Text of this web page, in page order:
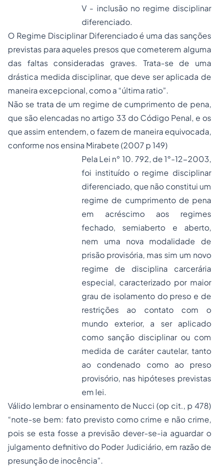
V - inclusão no regime disciplinar
diferenciado.
O Regime Disciplinar Diferenciado é uma das sanções
previstas para aqueles presos que cometerem alguma
das faltas consideradas graves. Trata-se de uma
drástica medida disciplinar, que deve ser aplicada de
maneira excepcional, como a “última ratio”.
Não se trata de um regime de cumprimento de pena,
que são elencadas no artigo 33 do Código Penal, e os
que assim entendem, o fazem de maneira equivocada,
conforme nos ensina Mirabete (2007 p 149)
Pela Lei n° 10. 792, de 1°-12-2003,
foi instituído o regime disciplinar
diferenciado, que não constitui um
regime de cumprimento de pena
em acréscimo aos regimes
fechado, semiaberto e aberto,
nem uma nova modalidade de
prisão provisória, mas sim um novo
regime de disciplina carcerária
especial, caracterizado por maior
grau de isolamento do preso e de
restrições ao contato com o
mundo exterior, a ser aplicado
como sanção disciplinar ou com
medida de caráter cautelar, tanto
ao condenado como ao preso
provisório, nas hipóteses previstas
em lei.
Válido lembrar o ensinamento de Nucci (op cit., p 478)
“note-se bem: fato previsto como crime e não crime,
pois se esta fosse a previsão dever-se-ia aguardar o
julgamento definitivo do Poder Judiciário, em razão de
presunção de inocência”.